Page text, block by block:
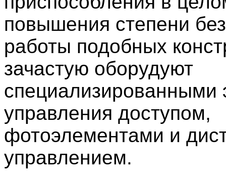
повышения степени
работы подобных
зачастую оборудуют
специализированными
управления доступом,
фотоэлементами и
управлением.